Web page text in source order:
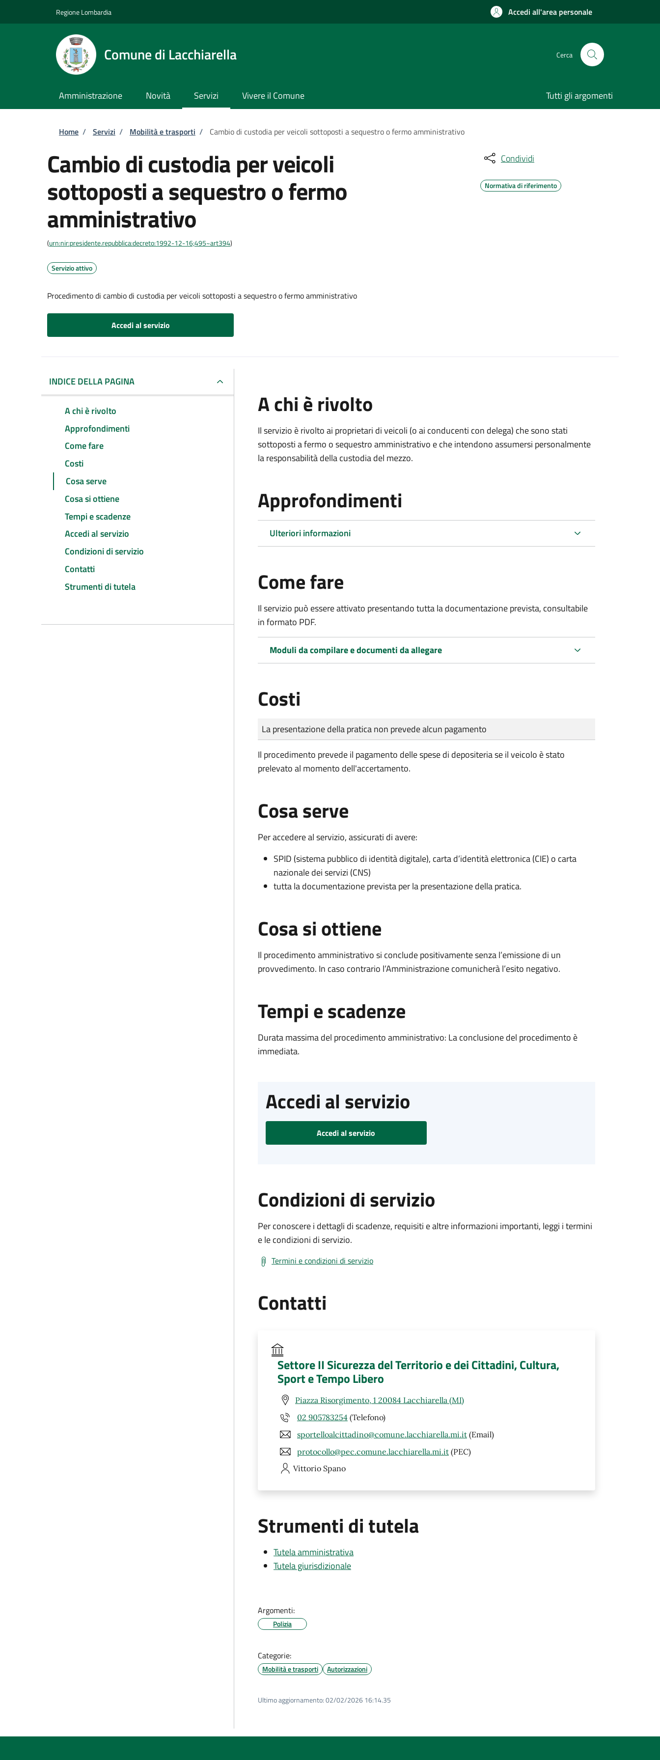
Regione Lombardia Accedi all'area personale
Comune di Lacchiarella Cerca
Amministrazione Novità Servizi Vivere il Comune Tutti gli argomenti
Briciole di pane
Home / Servizi / Mobilità e trasporti / Cambio di custodia per veicoli sottoposti a sequestro o fermo amministrativo
Cambio di custodia per veicoli
sottoposti a sequestro o fermo
amministrativo
(urn:nir:presidente.repubblica:decreto:1992-12-16;495~art394)
Servizio attivo
Procedimento di cambio di custodia per veicoli sottoposti a sequestro o fermo amministrativo
Accedi al servizio
Condividi
Normativa di riferimento
INDICE DELLA PAGINA
A chi è rivolto
Approfondimenti
Come fare
Costi
Cosa serve
Cosa si ottiene
Tempi e scadenze
Accedi al servizio
Condizioni di servizio
Contatti
Strumenti di tutela
A chi è rivolto
Il servizio è rivolto ai proprietari di veicoli (o ai conducenti con delega) che sono stati
sottoposti a fermo o sequestro amministrativo e che intendono assumersi personalmente
la responsabilità della custodia del mezzo.
Approfondimenti
Ulteriori informazioni
Come fare
Il servizio può essere attivato presentando tutta la documentazione prevista, consultabile
in formato PDF.
Moduli da compilare e documenti da allegare
Costi
Tipo di pagamento
Importo
La presentazione della pratica non prevede alcun pagamento
Il procedimento prevede il pagamento delle spese di depositeria se il veicolo è stato
prelevato al momento dell'accertamento.
Cosa serve
Per accedere al servizio, assicurati di avere:
SPID (sistema pubblico di identità digitale), carta d’identità elettronica (CIE) o carta
nazionale dei servizi (CNS)
tutta la documentazione prevista per la presentazione della pratica.
Cosa si ottiene
Il procedimento amministrativo si conclude positivamente senza l’emissione di un
provvedimento. In caso contrario l’Amministrazione comunicherà l’esito negativo.
Tempi e scadenze
Durata massima del procedimento amministrativo: La conclusione del procedimento è
immediata.
Accedi al servizio
Accedi al servizio
Condizioni di servizio
Per conoscere i dettagli di scadenze, requisiti e altre informazioni importanti, leggi i termini
e le condizioni di servizio.
Termini e condizioni di servizio
Contatti
Settore II Sicurezza del Territorio e dei Cittadini, Cultura,
Sport e Tempo Libero
Piazza Risorgimento, 1 20084 Lacchiarella (MI)
02 905783254 (Telefono)
sportelloalcittadino@comune.lacchiarella.mi.it (Email)
protocollo@pec.comune.lacchiarella.mi.it (PEC)
Vittorio Spano
Strumenti di tutela
Tutela amministrativa
Tutela giurisdizionale
Argomenti:
Polizia
Categorie:
Mobilità e trasporti Autorizzazioni
Ultimo aggiornamento:02/02/2026 16:14.35